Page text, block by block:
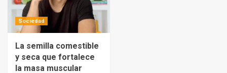
Sociedad
La semilla comestible
y seca que fortalece
la masa muscular